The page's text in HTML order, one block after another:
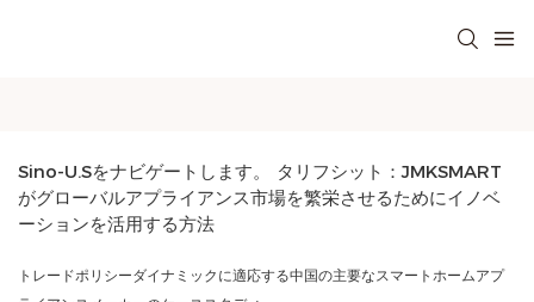
Sino-U.Sをナビゲートします。 タリフシット：JMKSMART
がグローバルアプライアンス市場を繁栄させるためにイノベ
ーションを活用する方法
トレードポリシーダイナミックに適応する中国の主要なスマートホームアプ